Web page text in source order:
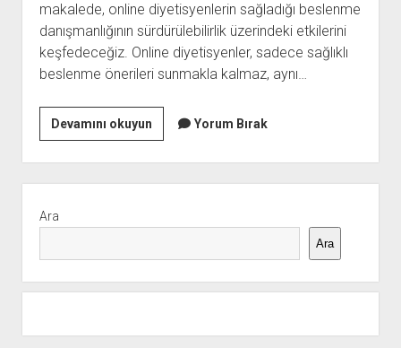
makalede, online diyetisyenlerin sağladığı beslenme
danışmanlığının sürdürülebilirlik üzerindeki etkilerini
keşfedeceğiz. Online diyetisyenler, sadece sağlıklı
beslenme önerileri sunmakla kalmaz, aynı…
Devamını okuyunOnline
Diyetisyen
İle
Surdurulebilir
Yorum Bırak
Menü
Ara
Ara